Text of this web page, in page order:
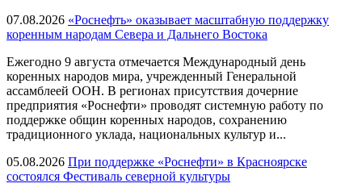
07.08.2026 «Роснефть» оказывает масштабную поддержку
коренным народам Севера и Дальнего Востока
Ежегодно 9 августа отмечается Международный день
коренных народов мира, учрежденный Генеральной
ассамблеей ООН. В регионах присутствия дочерние
предприятия «Роснефти» проводят системную работу по
поддержке общин коренных народов, сохранению
традиционного уклада, национальных культур и...
05.08.2026 При поддержке «Роснефти» в Красноярске
состоялся Фестиваль северной культуры